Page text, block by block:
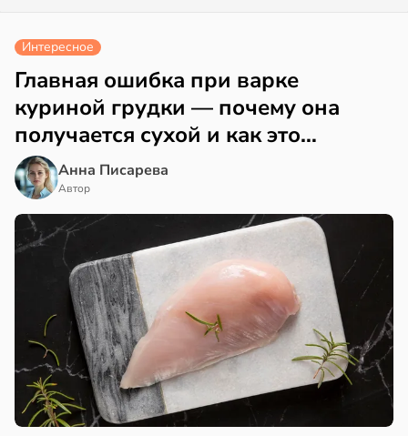
Интересное
Главная ошибка при варке
куриной грудки — почему она
получается сухой и как это
исправить
Анна Писарева
Автор